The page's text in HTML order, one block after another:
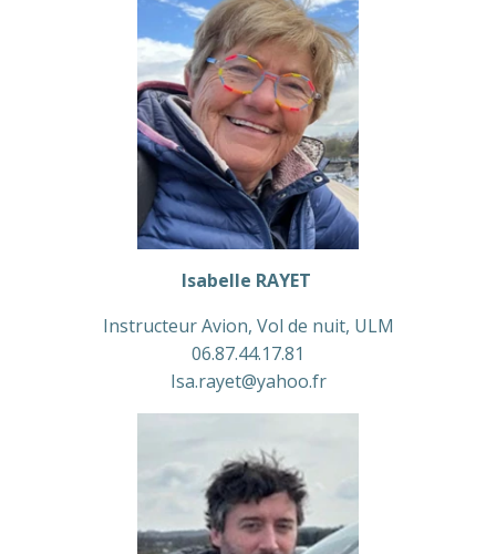
Isabelle RAYET
Instructeur Avion, Vol de nuit, ULM
06.87.44.17.81
Isa.rayet@yahoo.fr